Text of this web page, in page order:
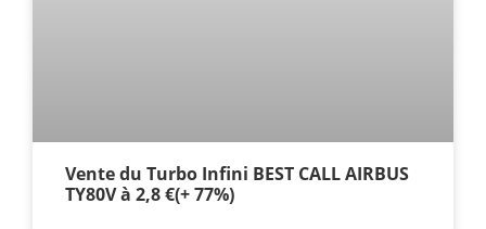
Vente du Turbo Infini BEST CALL AIRBUS
TY80V à 2,8 €(+ 77%)